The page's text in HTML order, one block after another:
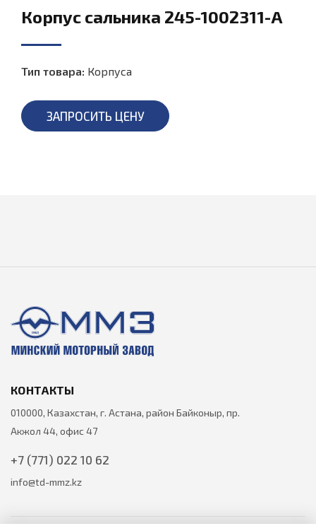
Корпус сальника 245-1002311-А
Тип товара: Корпуса
ЗАПРОСИТЬ ЦЕНУ
КОНТАКТЫ
010000, Казахстан, г. Астана, район Байконыр, пр.
Акжол 44, офис 47
+7 (771) 022 10 62
info@td-mmz.kz